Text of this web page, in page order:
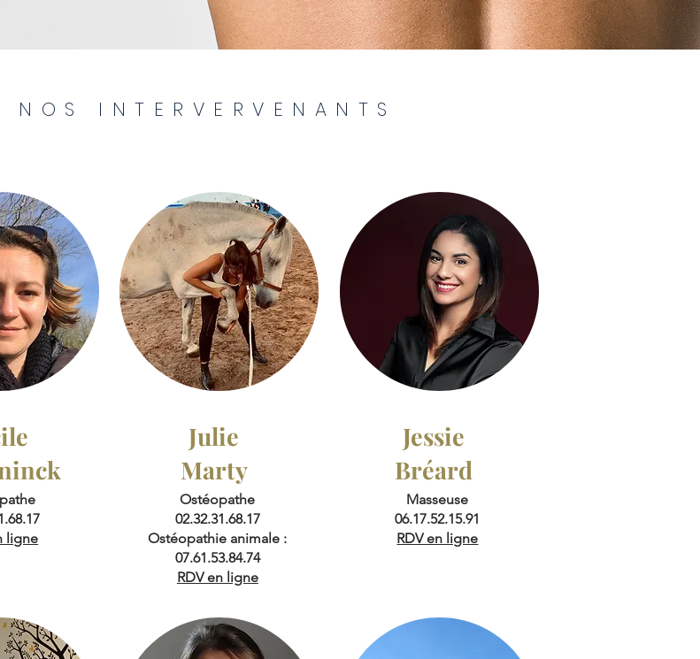
INTERVERVENANTS
ligne
Julie
Marty
Ostéopathe
02.32.31.68.17
Ostéopathie animale :
07.61.53.84.74
RDV en ligne
Jessie
Bréard
Masseuse
06.17.52.15.91
RDV en ligne